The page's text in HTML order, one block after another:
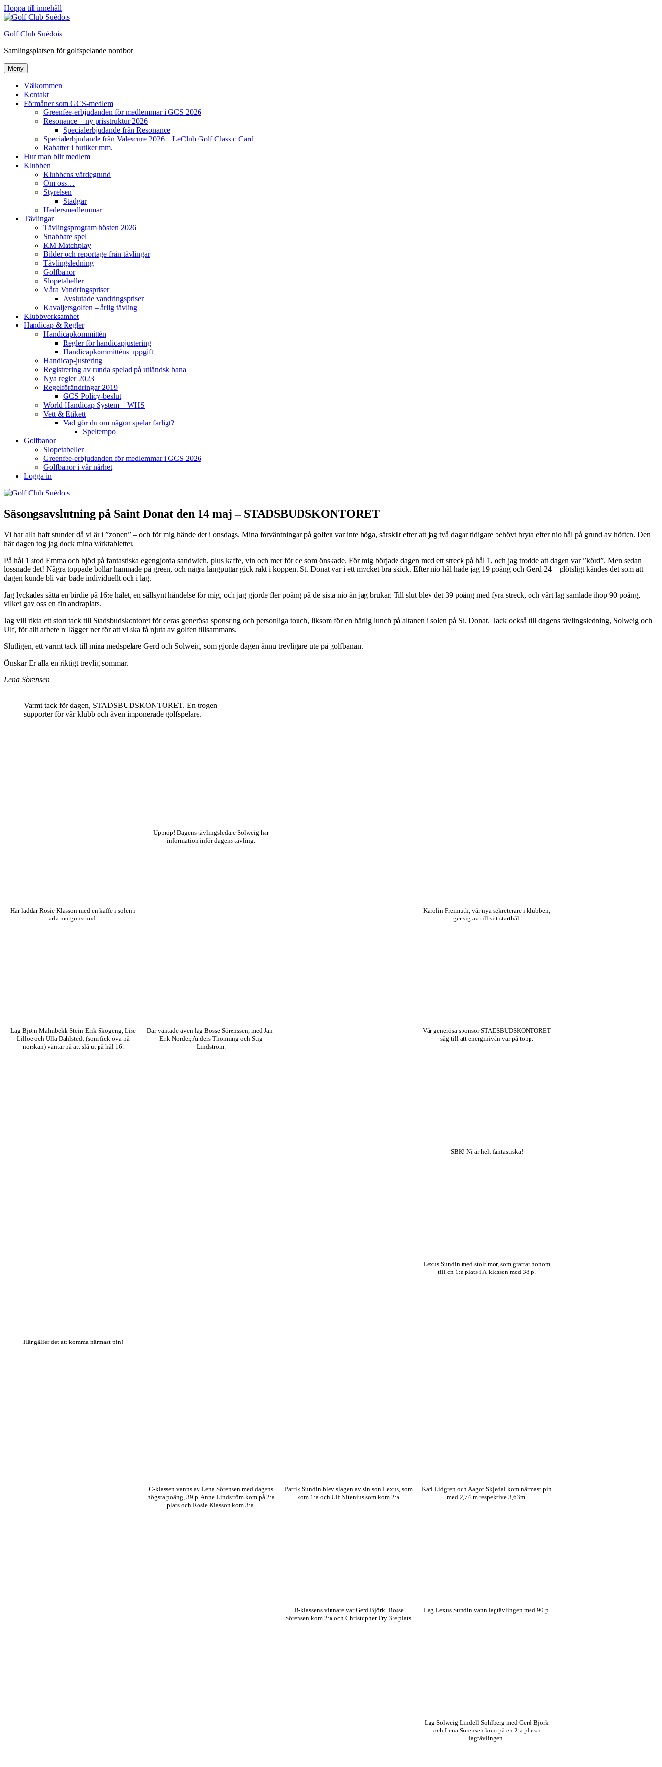
Hoppa till innehåll
Golf Club Suédois
Samlingsplatsen för golfspelande nordbor
Meny
Välkommen
Kontakt
Förmåner som GCS-medlem
Greenfee-erbjudanden för medlemmar i GCS 2026
Resonance – ny prisstruktur 2026
Specialerbjudande från Resonance
Specialerbjudande från Valescure 2026 – LeClub Golf Classic Card
Rabatter i butiker mm.
Hur man blir medlem
Klubben
Klubbens värdegrund
Om oss…
Styrelsen
Stadgar
Hedersmedlemmar
Tävlingar
Tävlingsprogram hösten 2026
Snabbare spel
KM Matchplay
Bilder och reportage från tävlingar
Tävlingsledning
Golfbanor
Slopetabeller
Våra Vandringspriser
Avslutade vandringspriser
Kavaljersgolfen – årlig tävling
Klubbverksamhet
Handicap & Regler
Handicapkommittén
Regler för handicapjustering
Handicapkommitténs uppgift
Handicap-justering
Registrering av runda spelad på utländsk bana
Nya regler 2023
Regelförändringar 2019
GCS Policy-beslut
World Handicap System – WHS
Vett & Etikett
Vad gör du om någon spelar farligt?
Speltempo
Golfbanor
Slopetabeller
Greenfee-erbjudanden för medlemmar i GCS 2026
Golfbanor i vår närhet
Logga in
Säsongsavslutning på Saint Donat den 14 maj – STADSBUDSKONTORET
Vi har alla haft stunder då vi är i ”zonen” – och för mig hände det i onsdags. Mina förväntningar på golfen var inte höga, särskilt efter att jag två dagar tidigare behövt bryta efter nio hål på grund av höften. Den
här dagen tog jag dock mina värktabletter.
På hål 1 stod Emma och bjöd på fantastiska egengjorda sandwich, plus kaffe, vin och mer för de som önskade. För mig började dagen med ett streck på hål 1, och jag trodde att dagen var ”körd”. Men sedan
lossnade det! Några toppade bollar hamnade på green, och några långputtar gick rakt i koppen. St. Donat var i ett mycket bra skick. Efter nio hål hade jag 19 poäng och Gerd 24 – plötsligt kändes det som att
dagen kunde bli vår, både individuellt och i lag.
Jag lyckades sätta en birdie på 16:e hålet, en sällsynt händelse för mig, och jag gjorde fler poäng på de sista nio än jag brukar. Till slut blev det 39 poäng med fyra streck, och vårt lag samlade ihop 90 poäng,
vilket gav oss en fin andraplats.
Jag vill rikta ett stort tack till Stadsbudskontoret för deras generösa sponsring och personliga touch, liksom för en härlig lunch på altanen i solen på St. Donat. Tack också till dagens tävlingsledning, Solweig och
Ulf, för allt arbete ni lägger ner för att vi ska få njuta av golfen tillsammans.
Slutligen, ett varmt tack till mina medspelare Gerd och Solweig, som gjorde dagen ännu trevligare ute på golfbanan.
Önskar Er alla en riktigt trevlig sommar.
Lena Sörensen
Varmt tack för dagen, STADSBUDSKONTORET. En trogen
supporter för vår klubb och även imponerade golfspelare.
Här laddar Rosie Klasson med en kaffe i solen i
arla morgonstund.
Upprop! Dagens tävlingsledare Solweig har
information inför dagens tävling.
Karolin Freimuth, vår nya sekreterare i klubben,
ger sig av till sitt starthål.
Lag Bjørn Malmbekk Stein-Erik Skogeng, Lise
Lilloe och Ulla Dahlstedt (som fick öva på
norskan) väntar på att slå ut på hål 16.
Där väntade även lag Bosse Sörenssen, med Jan-
Erik Norder, Anders Thonning och Stig
Lindström.
Vår generösa sponsor STADSBUDSKONTORET
såg till att energinivån var på topp.
SBK! Ni är helt fantastiska!
Här gäller det att komma närmast pin!
Lexus Sundin med stolt mor, som grattar honom
till en 1:a plats i A-klassen med 38 p.
C-klassen vanns av Lena Sörensen med dagens
högsta poäng, 39 p, Anne Lindström kom på 2:a
plats och Rosie Klasson kom 3:a.
Patrik Sundin blev slagen av sin son Lexus, som
kom 1:a och Ulf Nitenius som kom 2:a.
Karl Lidgren och Aagot Skjedal kom närmast pin
med 2,74 m respektive 3,63m.
B-klassens vinnare var Gerd Björk. Bosse
Sörensen kom 2:a och Christopher Fry 3:e plats.
Lag Lexus Sundin vann lagtävlingen med 90 p.
Lag Solweig Lindell Sohlberg med Gerd Björk
och Lena Sörensen kom på en 2:a plats i
lagtävlingen.